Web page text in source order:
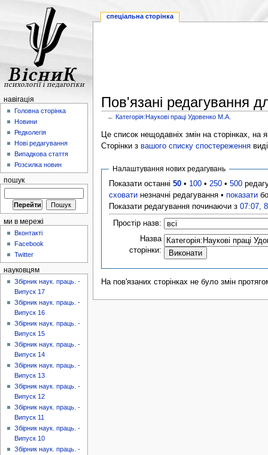
Пов'язані редагування
←Категорія:Наукові праці Удовенко М.А.
Це список нещодавніх змін на сторінках, на
Сторінки з вашого списку спостереження
Налаштування нових редагувань
Показати останні50 • 100 • 250 •500
сховати незначні редагування •показати
Показати редагування починаючи з07:07,
Простір назв:
Назва
сторінки:
На пов'язаних сторінках не було змін
спеціальна сторінка
навігація
Головна сторінка
Новини
Редколегія
Нові редагування
Випадкова стаття
Розсилка новин
пошук
ми в мережі
Вконтакті
Facebook
Twitter
науковцям
Збірник наук. праць. -
Випуск 17
Збірник наук. праць. -
Випуск 16
Збірник наук. праць. -
Випуск 15
Збірник наук. праць. -
Випуск 14
Збірник наук. праць. -
Випуск 13
Збірник наук. праць. -
Випуск 12
Збірник наук. праць. -
Випуск 11
Збірник наук. праць. -
Випуск 10
Збірник наук. праць. -